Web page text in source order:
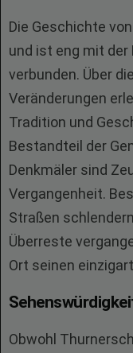
Die Geschichte
und ist eng mit
verbunden. Über
Veränderungen
Tradition und
Bestandteil der
Denkmäler sind
Vergangenheit.
Straßen
Überreste
Ort seinen
Obwohl